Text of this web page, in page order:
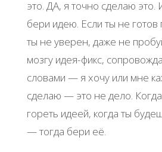
это. ДА, я точно сделаю это.
бери идею. Если ты не готов
ты не уверен, даже не
мозгу идея-фикс,
словами — я хочу или мне
сделаю — это не дело.
гореть идеей, когда ты
— тогда бери её.